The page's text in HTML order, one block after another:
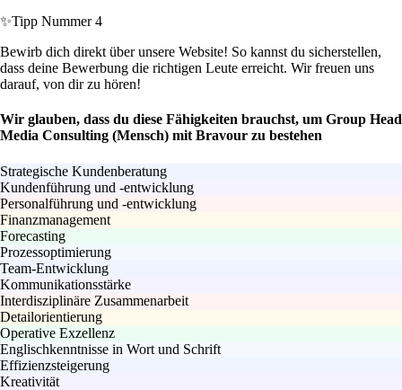
✨Tipp Nummer 4
Bewirb dich direkt über unsere Website! So kannst du sicherstellen,
dass deine Bewerbung die richtigen Leute erreicht. Wir freuen uns
darauf, von dir zu hören!
Wir glauben, dass du diese Fähigkeiten brauchst, um Group Head
Media Consulting (Mensch) mit Bravour zu bestehen
Strategische Kundenberatung
Kundenführung und -entwicklung
Personalführung und -entwicklung
Finanzmanagement
Forecasting
Prozessoptimierung
Team-Entwicklung
Kommunikationsstärke
Interdisziplinäre Zusammenarbeit
Detailorientierung
Operative Exzellenz
Englischkenntnisse in Wort und Schrift
Effizienzsteigerung
Kreativität